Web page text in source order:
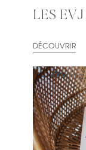
LES
DÉCOUVRIR